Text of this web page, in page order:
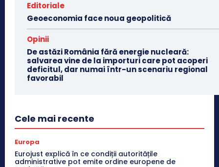
Editoriale
Geoeconomia face noua geopolitică
Opinii
De astăzi România fără energie nucleară:
salvarea vine de la importuri care pot acoperi
deficitul, dar numai într-un scenariu regional
favorabil
Cele mai recente
Europa
Eurojust explică în ce condiții autoritățile
administrative pot emite ordine europene de